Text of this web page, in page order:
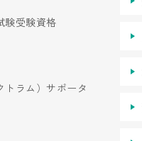
験受験資格
トラム）サポータ